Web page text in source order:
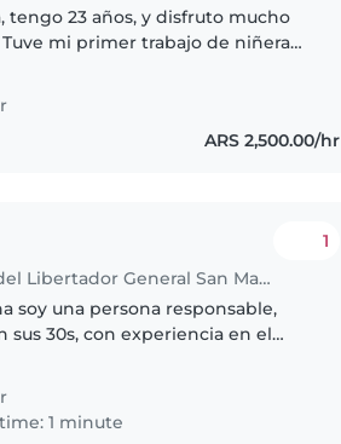
tengo 23 años, y disfruto mucho
mi primer trabajo de niñera
ARS 2,500.00/hr
Babysitter in Ciudad del Libertador General San Martín
1
soy una persona responsable,
sus 30s, con experiencia en el
entiendo..
1 minute